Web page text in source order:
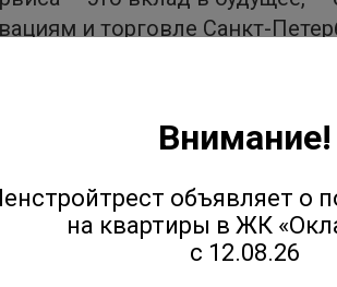
и торговле Санкт-
ориентироваться на
и чествуем, завтра
номинант— это живой
таком авторитетном
чтобы каждый контакт —
персонализированным», —
Внимание!
объявляет о
на квартиры в ЖК
с 12.08.26